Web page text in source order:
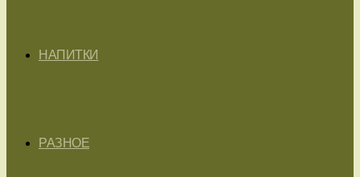
НАПИТКИ
РАЗНОЕ